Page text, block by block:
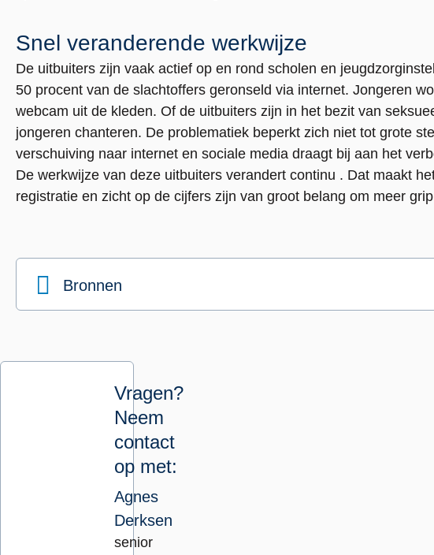
Snel veranderende werkwijze
De uitbuiters zijn vaak actief op en rond scholen en
50 procent van de slachtoffers geronseld via internet. Jongeren
webcam uit de kleden. Of de uitbuiters zijn in het bezit van
jongeren chanteren. De problematiek beperkt zich niet tot grote
verschuiving naar internet en sociale media draagt bij aan het
De werkwijze van deze uitbuiters verandert continu . Dat maakt
registratie en zicht op de cijfers zijn van groot belang om meer
Bronnen
Vragen?
Neem
contact
op met:
Agnes
Derksen
senior